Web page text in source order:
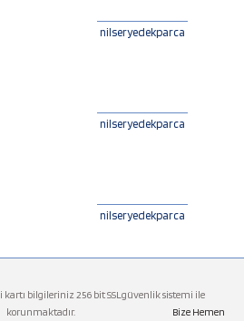
nilseryedekparca
nilseryedekparca
nilseryedekparca
kartı bilgileriniz 256 bit SSLgüvenlik sistemi ile
korunmaktadır.
Bize Hemen